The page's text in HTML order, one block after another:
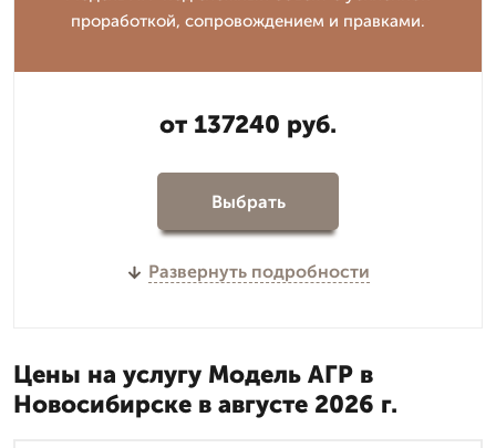
проработкой, сопровождением и правками.
от 137240 руб.
Выбрать
Развернуть подробности
Цены на услугу Модель АГР в
Новосибирске в августе 2026 г.